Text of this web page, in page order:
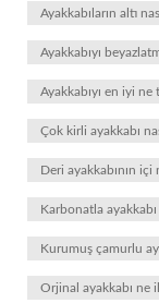
Ayakkabıların altı
Ayakkabıyı
Ayakkabıyı en iyi ne
Çok kirli ayakkabı
Deri ayakkabının içi
Karbonatla
Kurumuş çamurlu
Orjinal ayakkabı ne